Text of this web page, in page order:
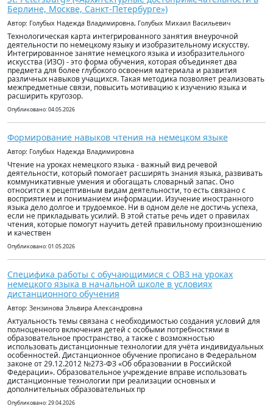
Берлине, Москве, Санкт-Петербурге»)
Автор: Голубых Надежда Владимировна, Голубых Михаил Васильевич
Технологическая карта интегрированного занятия внеурочной
деятельности по немецкому языку и изобразительному искусству.
Интегрированное занятие немецкого языка и изобразительного
искусства (ИЗО) - это форма обучения, которая объединяет два
предмета для более глубокого освоения материала и развития
различных навыков учащихся. Такая методика позволяет реализовать
межпредметные связи, повысить мотивацию к изучению языка и
расширить кругозор.
Опубликовано: 04.05.2026
Формирование навыков чтения на немецком языке
Автор: Голубых Надежда Владимировна
Чтение на уроках немецкого языка - важный вид речевой
деятельности, который помогает расширять знания языка, развивать
коммуникативные умения и обогащать словарный запас. Оно
относится к рецептивным видам деятельности, то есть связано с
восприятием и пониманием информации. Изучение иностранного
языка дело долгое и трудоемкое. Ни в одном деле не достичь успеха,
если не прикладывать усилий. В этой статье речь идет о правилах
чтения, которые помогут научить детей правильному произношению
и качествен
Опубликовано: 01.05.2026
Специфика работы с обучающимися с ОВЗ на уроках
немецкого языка в начальной школе в условиях
дистанционного обучения
Автор: Зензинова Эльвира Александровна
Актуальность темы связана с необходимостью создания условий для
полноценного включения детей с особыми потребностями в
образовательное пространство, а также с возможностью
использовать дистанционные технологии для учёта индивидуальных
особенностей. Дистанционное обучение прописано в Федеральном
законе от 29.12.2012 №273-ФЗ «Об образовании в Российской
Федерации». Образовательное учреждение вправе использовать
дистанционные технологии при реализации основных и
дополнительных образовательных пр
Опубликовано: 29.04.2026